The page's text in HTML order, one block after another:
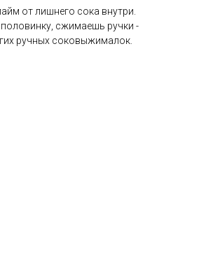
от лишнего сока внутри.
сжимаешь ручки -
ручных соковыжималок.